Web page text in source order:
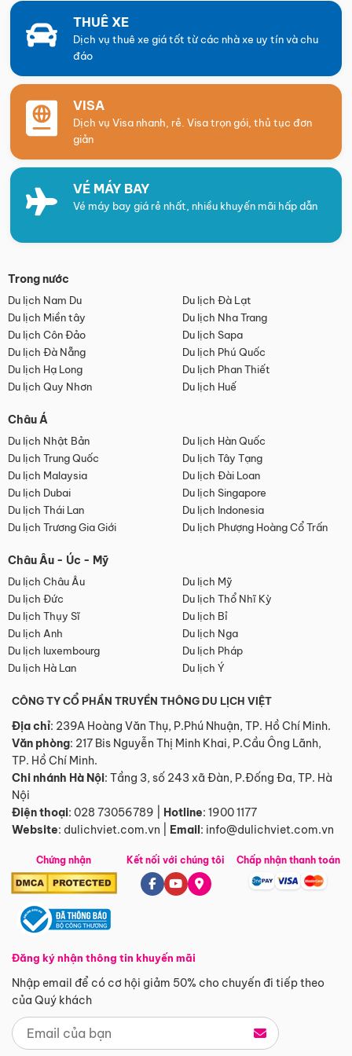
THUÊ XE
Dịch vụ thuê xe giá tốt từ các nhà xe uy tín và chu
đáo
VISA
Dịch vụ Visa nhanh, rẻ. Visa trọn gói, thủ tục đơn
giản
VÉ MÁY BAY
Vé máy bay giá rẻ nhất, nhiều khuyến mãi hấp dẫn
Trong nước
Du lịch Nam Du
Du lịch Đà Lạt
Du lịch Miền tây
Du lịch Nha Trang
Du lịch Côn Đảo
Du lịch Sapa
Du lịch Đà Nẵng
Du lịch Phú Quốc
Du lịch Hạ Long
Du lịch Phan Thiết
Du lịch Quy Nhơn
Du lịch Huế
Châu Á
Du lịch Nhật Bản
Du lịch Hàn Quốc
Du lịch Trung Quốc
Du lịch Tây Tạng
Du lịch Malaysia
Du lịch Đài Loan
Du lịch Dubai
Du lịch Singapore
Du lịch Thái Lan
Du lịch Indonesia
Du lịch Trương Gia Giới
Du lịch Phượng Hoàng Cổ Trấn
Châu Âu - Úc - Mỹ
Du lịch Châu Âu
Du lịch Mỹ
Du lịch Đức
Du lịch Thổ Nhĩ Kỳ
Du lịch Thụy Sĩ
Du lịch Bỉ
Du lịch Anh
Du lịch Nga
Du lịch luxembourg
Du lịch Pháp
Du lịch Hà Lan
Du lịch Ý
CÔNG TY CỔ PHẦN TRUYỀN THÔNG DU LỊCH VIỆT
Địa chỉ: 239A Hoàng Văn Thụ, P.Phú Nhuận, TP. Hồ Chí Minh.
Văn phòng: 217 Bis Nguyễn Thị Minh Khai, P.Cầu Ông Lãnh,
TP. Hồ Chí Minh.
Chi nhánh Hà Nội: Tầng 3, số 243 xã Đàn, P.Đống Đa, TP. Hà
Nội
Điện thoại: 028 73056789 Hotline: 1900 1177
Website: dulichviet.com.vn Email: info@dulichviet.com.vn
Chứng nhận
Đăng ký nhận thông tin khuyến mãi
Nhập email để có cơ hội giảm 50% cho chuyến đi tiếp theo
của Quý khách
Kết nối với chúng tôi Chấp nhận thanh toán